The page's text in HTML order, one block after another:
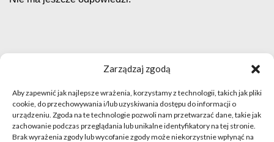
Zarządzaj zgodą
Aby zapewnić jak najlepsze wrażenia, korzystamy z technologii, takich jak pliki
cookie, do przechowywania i/lub uzyskiwania dostępu do informacji o
urządzeniu. Zgoda na te technologie pozwoli nam przetwarzać dane, takie jak
zachowanie podczas przeglądania lub unikalne identyfikatory na tej stronie.
Brak wyrażenia zgody lub wycofanie zgody może niekorzystnie wpłynąć na
Regulamin